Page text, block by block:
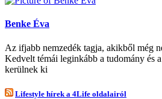
Benke Éva
Az ifjabb nemzedék tagja, akikből még
Kedvelt témái leginkább a tudomány és
kerülnek ki
Lifestyle hírek a 4Life oldalairól